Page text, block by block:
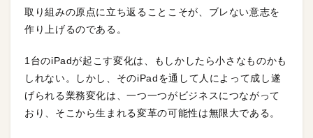
取り組みの原点に立ち返ることこそが、ブレない意志を
作り上げるのである。
1台のiPadが起こす変化は、もしかしたら小さなものかも
しれない。しかし、そのiPadを通して人によって成し遂
げられる業務変化は、一つ一つがビジネスにつながって
おり、そこから生まれる変革の可能性は無限大である。